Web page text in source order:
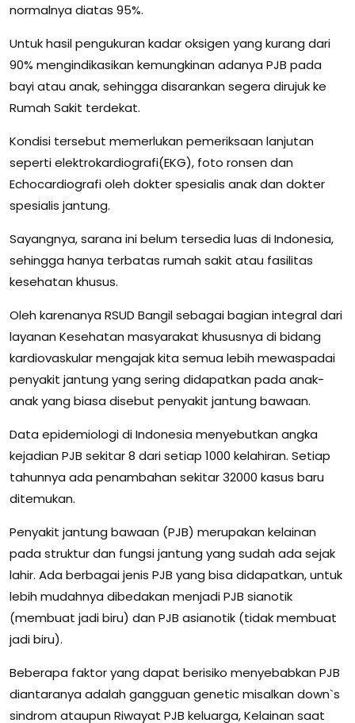
normalnya diatas 95%.
Untuk hasil pengukuran kadar oksigen yang kurang dari
90% mengindikasikan kemungkinan adanya PJB pada
bayi atau anak, sehingga disarankan segera dirujuk ke
Rumah Sakit terdekat.
Kondisi tersebut memerlukan pemeriksaan lanjutan
seperti elektrokardiografi(EKG), foto ronsen dan
Echocardiografi oleh dokter spesialis anak dan dokter
spesialis jantung.
Sayangnya, sarana ini belum tersedia luas di Indonesia,
sehingga hanya terbatas rumah sakit atau fasilitas
kesehatan khusus.
Oleh karenanya RSUD Bangil sebagai bagian integral dari
layanan Kesehatan masyarakat khususnya di bidang
kardiovaskular mengajak kita semua lebih mewaspadai
penyakit jantung yang sering didapatkan pada anak-
anak yang biasa disebut penyakit jantung bawaan.
Data epidemiologi di Indonesia menyebutkan angka
kejadian PJB sekitar 8 dari setiap 1000 kelahiran. Setiap
tahunnya ada penambahan sekitar 32000 kasus baru
ditemukan.
Penyakit jantung bawaan (PJB) merupakan kelainan
pada struktur dan fungsi jantung yang sudah ada sejak
lahir. Ada berbagai jenis PJB yang bisa didapatkan, untuk
lebih mudahnya dibedakan menjadi PJB sianotik
(membuat jadi biru) dan PJB asianotik (tidak membuat
jadi biru).
Beberapa faktor yang dapat berisiko menyebabkan PJB
diantaranya adalah gangguan genetic misalkan down`s
sindrom ataupun Riwayat PJB keluarga, Kelainan saat